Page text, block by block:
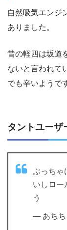
自然吸気エンジ
ありました。
昔の軽四は坂道
ないと言われて
でも辛いようで
タントユーザ
ぶっちゃ
いしロー
う
— あちち